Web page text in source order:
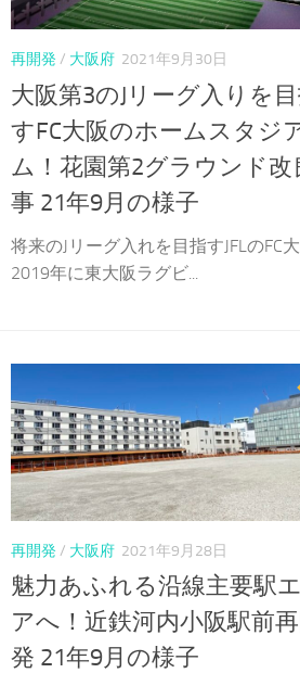
再開発 / 大阪府 2021年9月30日
大阪第3のJリーグ入りを
すFC大阪のホームスタジ
ム！花園第2グラウンド改
事 21年9月の様子
将来のJリーグ入れを目指すJFLのFC
2019年に東大阪ラグビ...
再開発 / 大阪府 2021年9月28日
魅力あふれる沿線主要駅
アへ！近鉄河内小阪駅前
発 21年9月の様子